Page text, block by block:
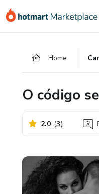
para
para
para
Home
O código
2.0 (3)